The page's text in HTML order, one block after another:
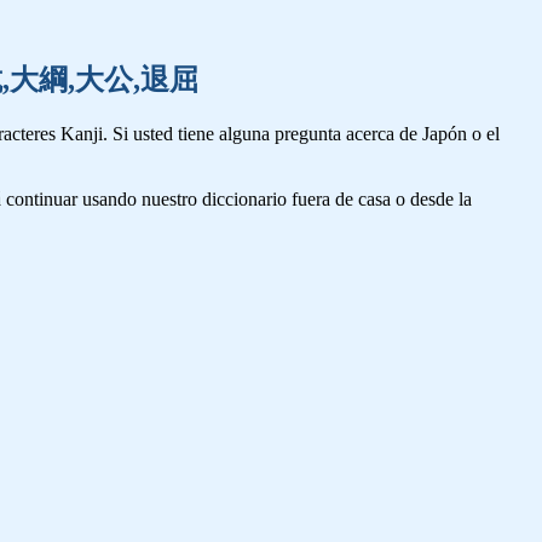
大綱,大公,退屈
Kanji. Si usted tiene alguna pregunta acerca de Japón o el
continuar usando nuestro diccionario fuera de casa o desde la